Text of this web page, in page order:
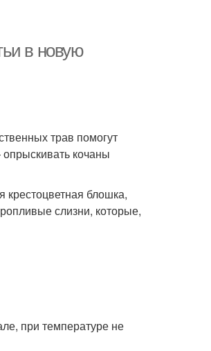
в новую
трав помогут
опрыскивать кочаны
крестоцветная блошка,
слизни, которые,
при температуре не